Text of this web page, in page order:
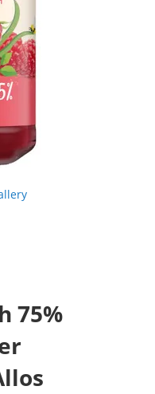
75%